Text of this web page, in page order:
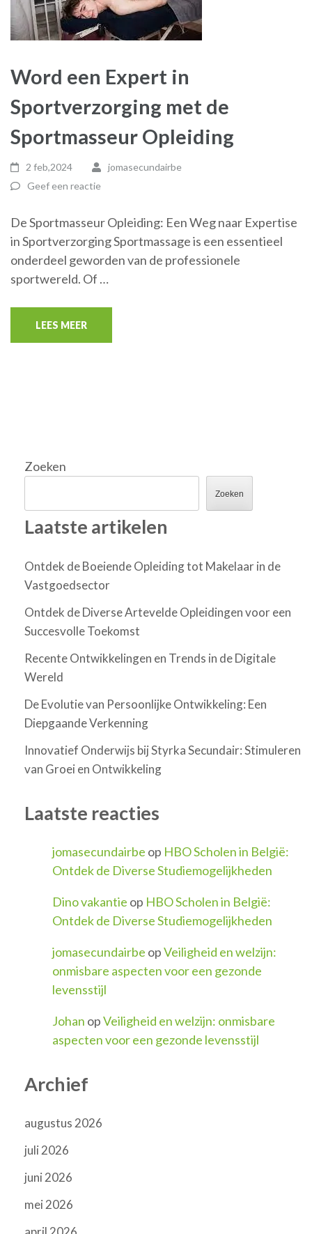
Word een Expert in
Sportverzorging met de
Sportmasseur Opleiding
2 feb,2024
jomasecundairbe
Geef een reactie
De Sportmasseur Opleiding: Een Weg naar Expertise
in Sportverzorging Sportmassage is een essentieel
onderdeel geworden van de professionele
sportwereld. Of …
LEES MEER
Zoeken
Zoeken
Laatste artikelen
Ontdek de Boeiende Opleiding tot Makelaar in de
Vastgoedsector
Ontdek de Diverse Artevelde Opleidingen voor een
Succesvolle Toekomst
Recente Ontwikkelingen en Trends in de Digitale
Wereld
De Evolutie van Persoonlijke Ontwikkeling: Een
Diepgaande Verkenning
Innovatief Onderwijs bij Styrka Secundair: Stimuleren
van Groei en Ontwikkeling
Laatste reacties
jomasecundairbe op HBO Scholen in België:
Ontdek de Diverse Studiemogelijkheden
Dino vakantie op HBO Scholen in België:
Ontdek de Diverse Studiemogelijkheden
jomasecundairbe opVeiligheid en welzijn:
onmisbare aspecten voor een gezonde
levensstijl
Johan opVeiligheid en welzijn: onmisbare
aspecten voor een gezonde levensstijl
Archief
augustus 2026
juli 2026
juni 2026
mei 2026